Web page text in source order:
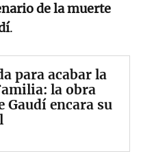
de la muerte
.
para acabar la
la obra
Gaudí encara su